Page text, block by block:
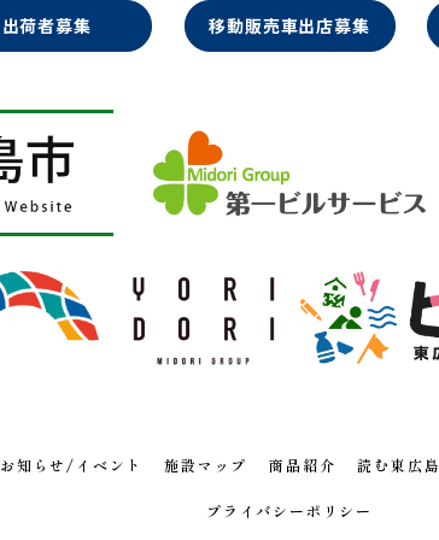
出荷者募集 移動販売車出店募集
お知らせ/イベント 施設マップ 商品紹介 読む東広島
プライバシーポリシー